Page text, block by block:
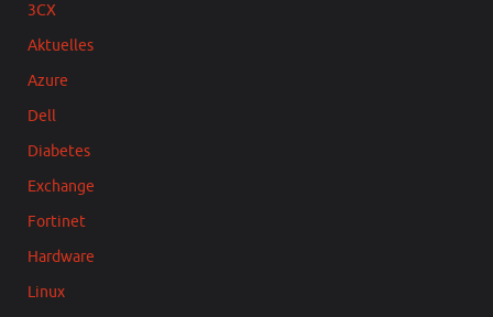
3CX
Aktuelles
Azure
Dell
Diabetes
Exchange
Fortinet
Hardware
Linux